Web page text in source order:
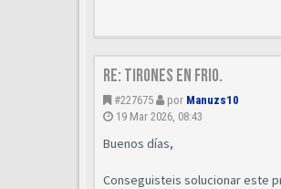
Re: Tirones en frio.
#227675 por Manuzs10
19 Mar 2026, 08:43
Buenos días,
Conseguisteis solucionar este